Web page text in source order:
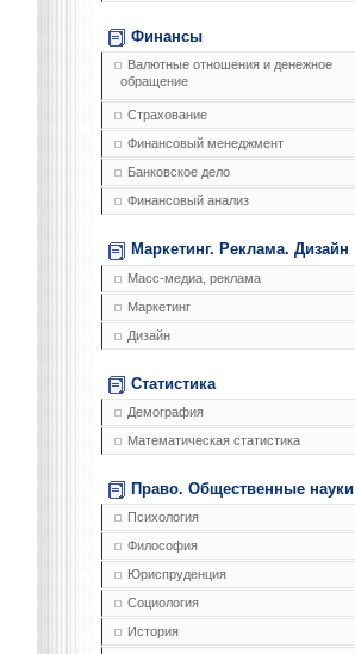
Финансы
Валютные отношения и денежное
обращение
Страхование
Финансовый менеджмент
Банковское дело
Финансовый анализ
Маркетинг. Реклама. Дизайн
Масс-медиа, реклама
Маркетинг
Дизайн
Статистика
Демография
Математическая статистика
Право. Общественные науки
Психология
Философия
Юриспруденция
Социология
История